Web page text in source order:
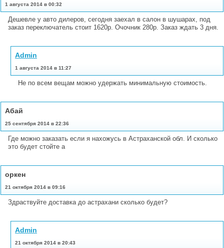
1 августа 2014 в 00:32
Дешевле у авто дилеров, сегодня заехал в салон в шушарах, под
заказ переключатель стоит 1620р. Очочник 280р. Заказ ждать 3 дня.
Admin
1 августа 2014 в 11:27
Не по всем вещам можно удержать минимальную стоимость.
Абай
25 сентября 2014 в 22:36
Где можно заказать если я нахожусь в Астраханской обл. И сколько
это будет стойте а
оркен
21 октября 2014 в 09:16
Здраствуйте доставка до астрахани сколько будет?
Admin
21 октября 2014 в 20:43